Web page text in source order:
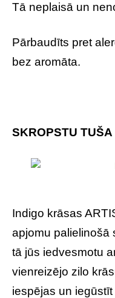
Tā neplaisā un
Pārbaudīts pret
bez aromāta.
SKROPSTU TUŠA
Indigo krāsas
apjomu palielinošā
tā jūs iedvesmotu
vienreizējo zilo
iespējas un